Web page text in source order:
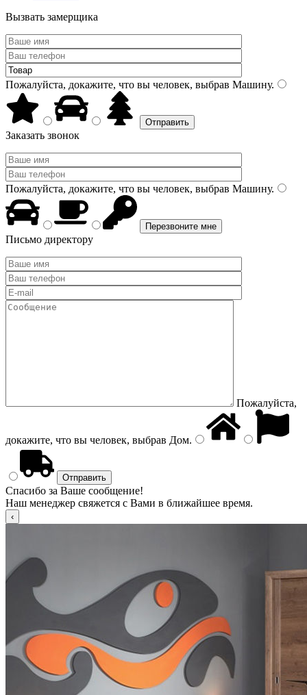
Вызвать замерщика
Пожалуйста, докажите, что вы человек, выбрав Машину.
Заказать звонок
Пожалуйста, докажите, что вы человек, выбрав Машину.
Письмо директору
Пожалуйста,
докажите, что вы человек, выбрав Дом.
Спасибо за Ваше сообщение!
Наш менеджер свяжется с Вами в ближайшее время.